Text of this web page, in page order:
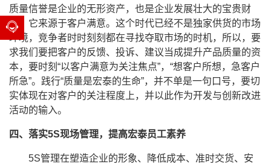
质量信誉是企业的无形资产，也是企业发展壮大的宝贵财
富，它来源于客户满意。这个时代已经不是独家供货的市场
环境，竞争者时时刻刻都在寻找夺取市场的时机，所以，要
求我们要把客户的反馈、投诉、建议当成提升产品质量的资
本，要时刻“以客户满意为关注焦点”，“想客户所想，急客户
所急”。践行“质量是宏泰的生命”，并不单是一句口号，要切
实体现在对客户的关注程度上，并以此作为开发与创新改进
活动的输入。
四、落实5S现场管理，提高宏泰员工素养
5S管理在塑造企业的形象、降低成本、准时交货、安